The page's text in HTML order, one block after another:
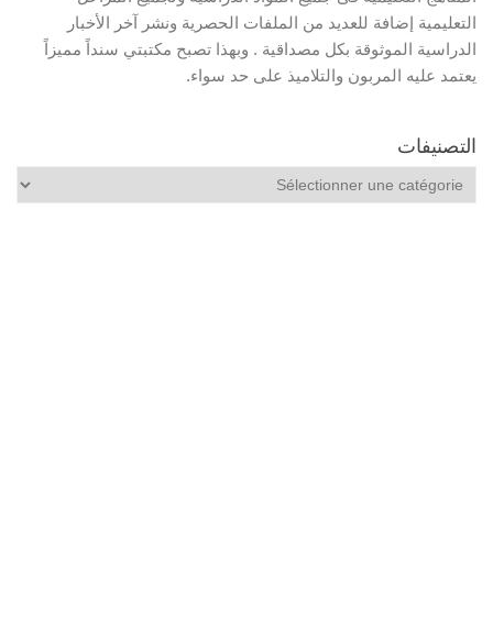
التعليمية إضافة للعديد من الملفات الحصرية ونشر آخر الأخبار
الدراسية الموثوقة بكل مصداقية . وبهذا تصبح مكتبتي سنداً مميزاً
يعتمد عليه المربون والتلاميذ على حد سواء.
التصنيفات
التصنيفات